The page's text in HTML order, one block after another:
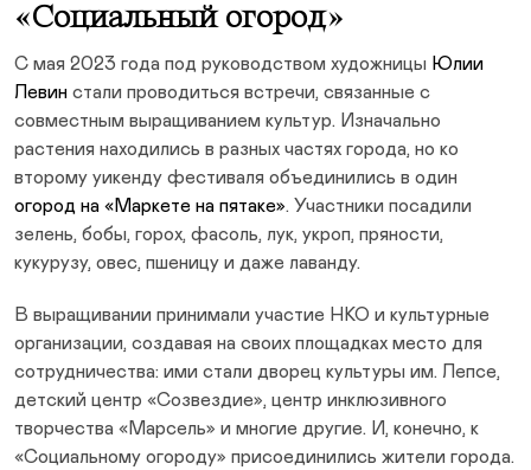
«Социальный огород»
С мая 2023 года под руководством художницы Юлии
Левин стали проводиться встречи, связанные с
совместным выращиванием культур. Изначально
растения находились в разных частях города, но ко
второму уикенду фестиваля объединились в один
огород на «Маркете на пятаке». Участники посадили
зелень, бобы, горох, фасоль, лук, укроп, пряности,
кукурузу, овес, пшеницу и даже лаванду.
В выращивании принимали участие НКО и культурные
организации, создавая на своих площадках место для
сотрудничества: ими стали дворец культуры им. Лепсе,
детский центр «Созвездие», центр инклюзивного
творчества «Марсель» и многие другие. И, конечно, к
«Социальному огороду» присоединились жители города.